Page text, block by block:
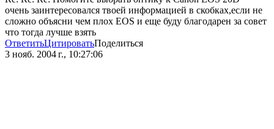
очень заинтересовался твоей информацией в скобках,если не
сложно объясни чем плох EOS и еще буду благодарен за совет
что тогда лучше взять
ОтветитьЦитироватьПоделиться
3 нояб. 2004 г., 10:27:06